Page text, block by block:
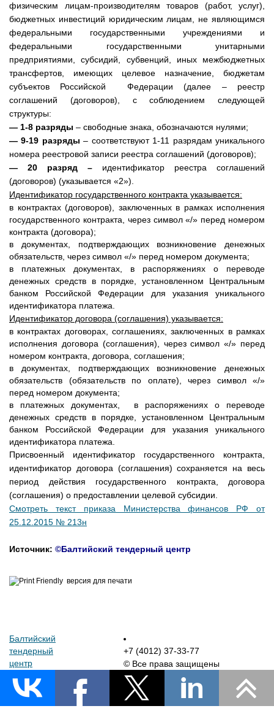
физическим лицам-производителям товаров (работ, услуг),
бюджетных инвестиций юридическим лицам, не являющимся
федеральными государственными учреждениями и
федеральными государственными унитарными
предприятиями, субсидий, субвенций, иных межбюджетных
трансфертов, имеющих целевое назначение, бюджетам
субъектов Российской Федерации (далее – реестр
соглашений (договоров), с соблюдением следующей
структуры:
— 1-8 разряды – свободные знака, обозначаются нулями;
— 9-19 разряды – соответствуют 1-11 разрядам уникального
номера реестровой записи реестра соглашений (договоров);
— 20 разряд – идентификатор реестра соглашений
(договоров) (указывается «2»).
Идентификатор государственного контракта указывается:
в контрактах (договоров), заключенных в рамках исполнения
государственного контракта, через символ «/» перед номером
контракта (договора);
в документах, подтверждающих возникновение денежных
обязательств, через символ «/» перед номером документа;
в платежных документах, в распоряжениях о переводе
денежных средств в порядке, установленном Центральным
банком Российской Федерации для указания уникального
идентификатора платежа.
Идентификатор договора (соглашения) указывается:
в контрактах договорах, соглашениях, заключенных в рамках
исполнения договора (соглашения), через символ «/» перед
номером контракта, договора, соглашения;
в документах, подтверждающих возникновение денежных
обязательств (обязательств по оплате), через символ «/»
перед номером документа;
в платежных документах, в распоряжениях о переводе
денежных средств в порядке, установленном Центральным
банком Российской Федерации для указания уникального
идентификатора платежа.
Присвоенный идентификатор государственного контракта,
идентификатор договора (соглашения) сохраняется на весь
период действия государственного контракта, договора
(соглашения) о предоставлении целевой субсидии.
Смотреть текст приказа Министерства финансов РФ от
25.12.2015 № 213н
Источник: ©Балтийский тендерный центр
версия для печати
Балтийский
тендерный
центр
+7 (4012) 37-33-77
© Все права защищены
Сделано в Cody Art, 2015